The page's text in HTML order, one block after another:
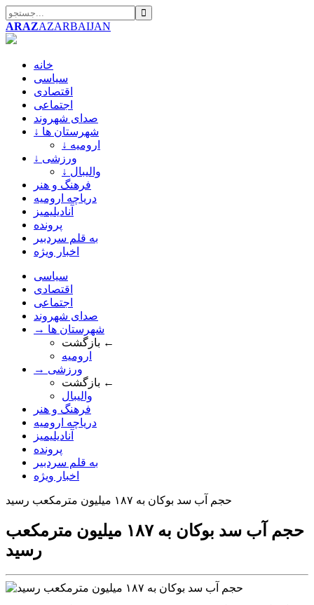
ARAZAZARBAIJAN
خانه
سیاسی
اقتصادی
اجتماعی
صدای شهروند
↓ شهرستان ها
↓ ارومیه
↓ ورزشی
↓ والیبال
فرهنگ و هنر
دریاچه ارومیه
آنادیلیمیز
پرونده
به قلم سردبیر
اخبار ویژه
سیاسی
اقتصادی
اجتماعی
صدای شهروند
→ شهرستان ها
بازگشت ←
ارومیه
→ ورزشی
بازگشت ←
والیبال
فرهنگ و هنر
دریاچه ارومیه
آنادیلیمیز
پرونده
به قلم سردبیر
اخبار ویژه
حجم آب سد بوکان به ۱۸۷ میلیون مترمکعب رسید
حجم آب سد بوکان به ۱۸۷ میلیون مترمکعب
رسید